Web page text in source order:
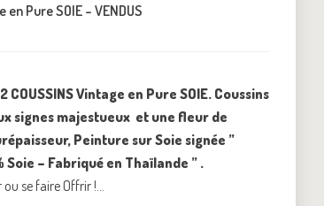
Pure SOIE – VENDUS
Vintage en Pure SOIE. Coussins
signes majestueux et une fleur de
épaisseur, Peinture sur Soie signée ”
Soie – Fabriqué en Thaïlande ” .
se faire Offrir !…